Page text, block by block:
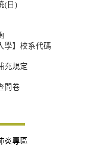
(日)
學】校系代碼
充規定
問卷
炎專區